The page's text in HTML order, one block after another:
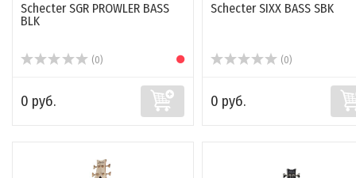
Schecter SGR PROWLER BASS
BLK
(0)
0 руб.
Schecter SIXX BASS SBK
(0)
0 руб.